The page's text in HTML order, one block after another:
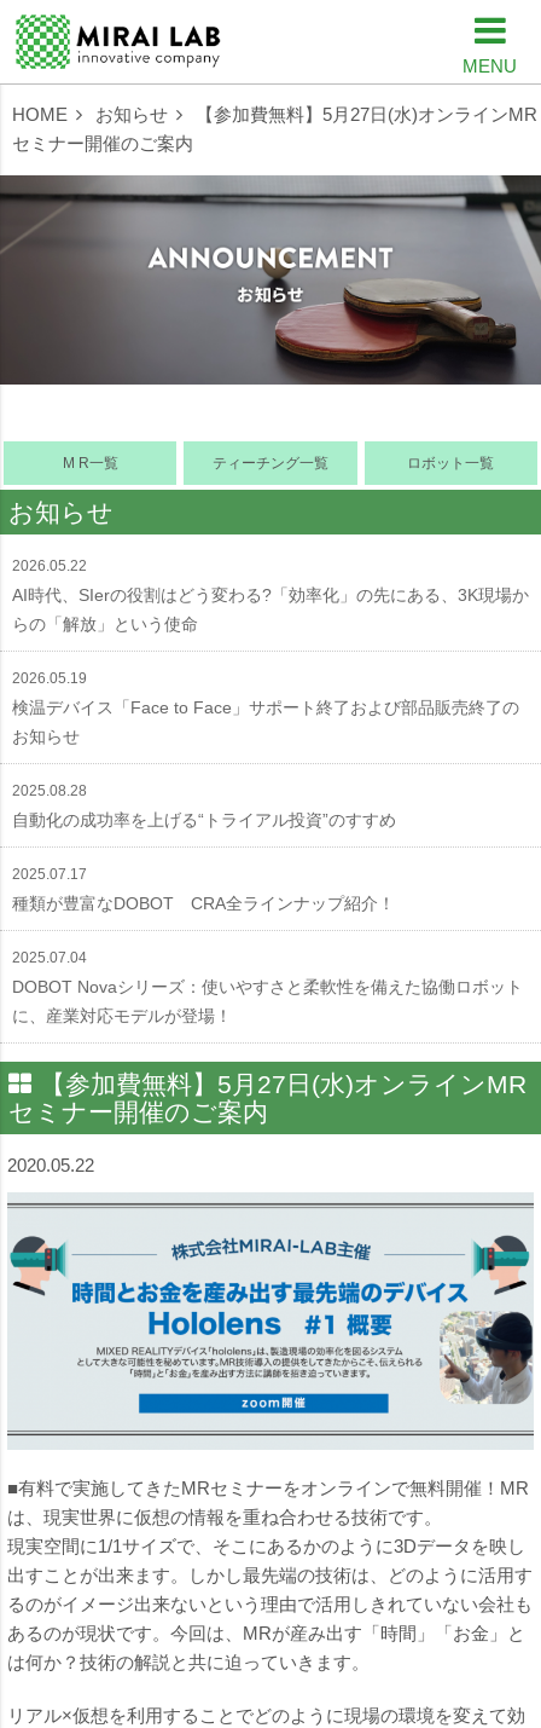
MENU
HOME お知らせ
【参加費無料】5月27日(水)オンラインMR
セミナー開催のご案内
M R一覧 ティーチング一覧 ロボット一覧
お知らせ
2026.05.22
AI時代、SIerの役割はどう変わる?「効率化」の先にある、3K現場か
らの「解放」という使命
2026.05.19
検温デバイス「Face to Face」サポート終了および部品販売終了の
お知らせ
2025.08.28
自動化の成功率を上げる“トライアル投資”のすすめ
2025.07.17
種類が豊富なDOBOT CRA全ラインナップ紹介！
2025.07.04
DOBOT Novaシリーズ：使いやすさと柔軟性を備えた協働ロボット
に、産業対応モデルが登場！
【参加費無料】5月27日(水)オンラインMR
セミナー開催のご案内
2020.05.22
■有料で実施してきたMRセミナーをオンラインで無料開催！MR
は、現実世界に仮想の情報を重ね合わせる技術です。
現実空間に1/1サイズで、そこにあるかのように3Dデータを映し
出すことが出来ます。しかし最先端の技術は、どのように活用す
るのがイメージ出来ないという理由で活用しきれていない会社も
あるのが現状です。今回は、MRが産み出す「時間」「お金」と
は何か？技術の解説と共に迫っていきます。
リアル×仮想を利用することでどのように現場の環境を変えて効